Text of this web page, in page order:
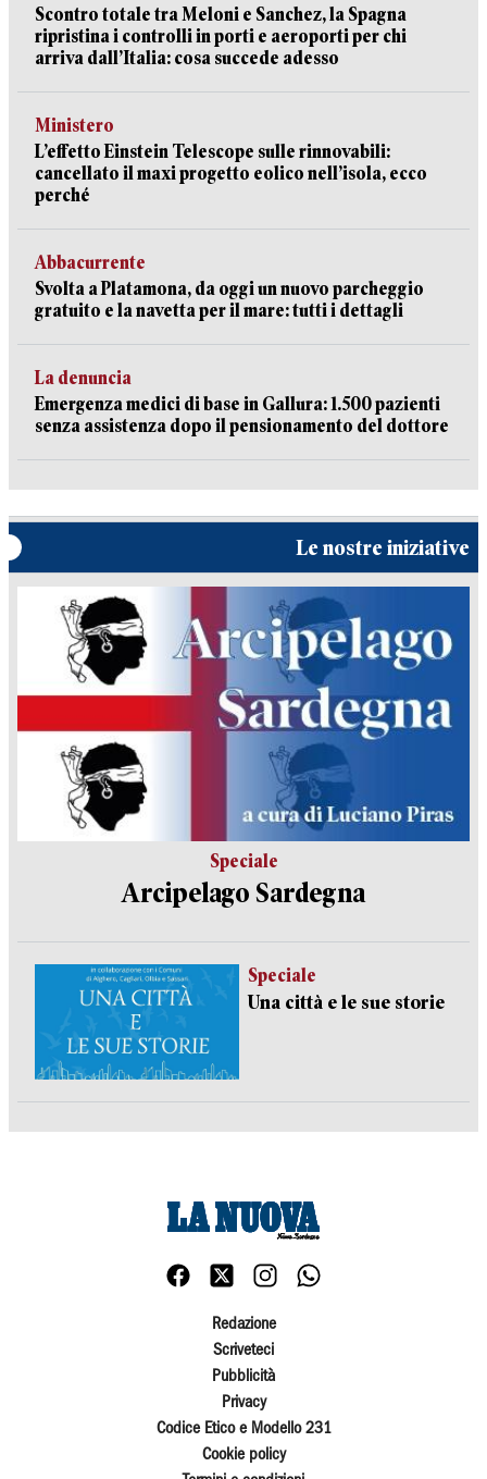
Scontro totale tra Meloni e Sanchez, la Spagna
ripristina i controlli in porti e aeroporti per chi
arriva dall’Italia: cosa succede adesso
Ministero
L’effetto Einstein Telescope sulle rinnovabili:
cancellato il maxi progetto eolico nell’isola, ecco
perché
Abbacurrente
Svolta a Platamona, da oggi un nuovo parcheggio
gratuito e la navetta per il mare: tutti i dettagli
La denuncia
Emergenza medici di base in Gallura: 1.500 pazienti
senza assistenza dopo il pensionamento del dottore
Le nostre iniziative
Speciale
Arcipelago Sardegna
Speciale
Una città e le sue storie
Redazione
Scriveteci
Pubblicità
Privacy
Codice Etico e Modello 231
Cookie policy